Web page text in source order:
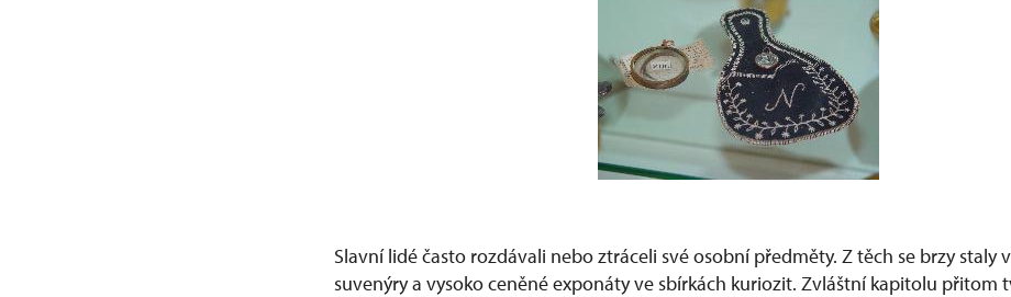
Slavní lidé často rozdávali nebo ztráceli své osobní předměty. Z těch se brzy staly
suvenýry a vysoko ceněné exponáty ve sbírkách kuriozit. Zvláštní kapitolu přitom